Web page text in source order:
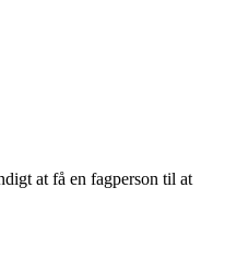
at få en fagperson til at